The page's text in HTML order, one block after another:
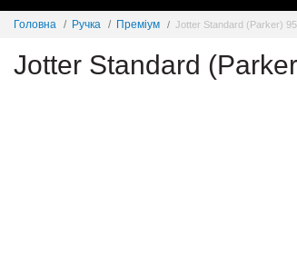
Головна Ручка Преміум Jotter Standard (Parker)
Jotter Standard